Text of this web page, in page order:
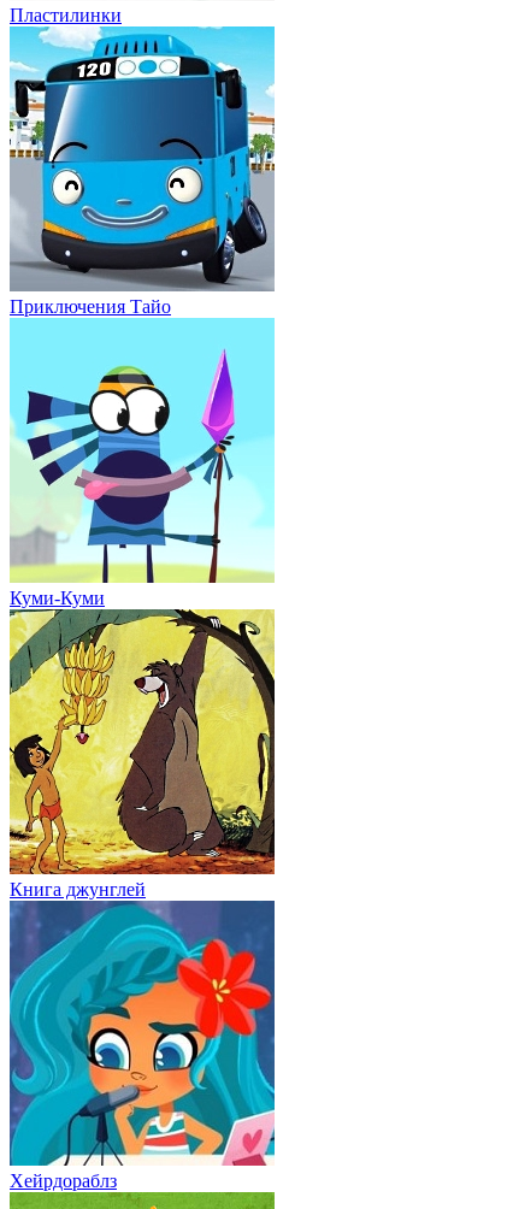
Пластилинки
Приключения Тайо
Куми-Куми
Книга джунглей
Хейрдораблз